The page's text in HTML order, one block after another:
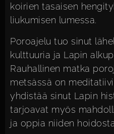
koirien tasaisen
liukumisen lumessa.
Poroajelu tuo sinut
kulttuuria ja Lapin
Rauhallinen matka
metsässä on
yhdistää sinut Lapin
tarjoavat myös
ja oppia niiden